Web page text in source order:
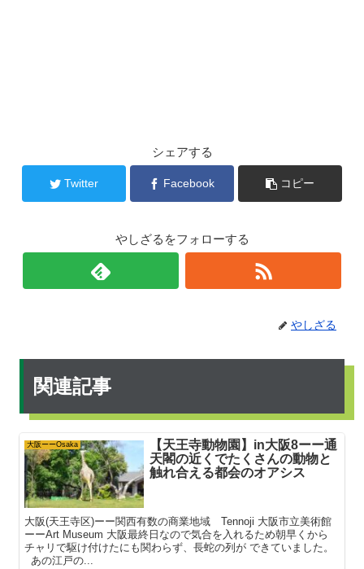
シェアする
Twitter Facebook コピー
やしざるをフォローする
やしざる
関連記事
大阪ーーOsaka
【天王寺動物園】in大阪8ーー通
天閣の近くでたくさんの動物と
触れ合える都会のオアシス
大阪(天王寺区)ーー関西有数の商業地域 Tennoji 大阪市立美術館
ーーArt Museum 大阪最終日なので気合を入れるため朝早くから
チャリで駆け付けたにも関わらず、長蛇の列が できていました。
あの江戸の...